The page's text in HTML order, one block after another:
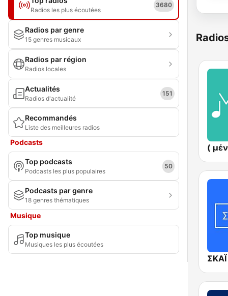
Radios les plus écoutées
3680
Radios par genre
15 genres musicaux
Radios par région
Radios locales
Actualités
Radios d'actualité
151
Recommandés
Liste des meilleures radios
Podcasts
Top podcasts
Podcasts les plus populaires
50
Podcasts par genre
18 genres thématiques
Musique
Top musique
Musiques les plus écoutées